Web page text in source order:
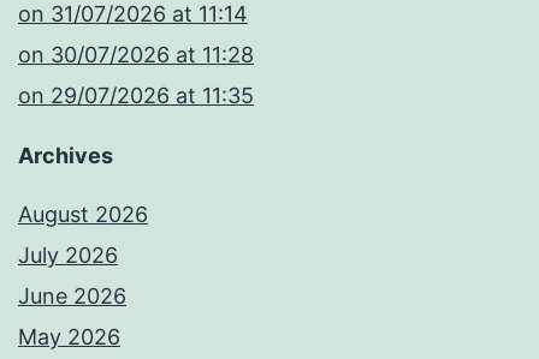
​on 31/07/2026 at 11:14
​on 30/07/2026 at 11:28
​on 29/07/2026 at 11:35
Archives
August 2026
July 2026
June 2026
May 2026